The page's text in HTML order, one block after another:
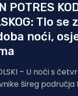
POTRES
Tlo
noći,
– U noći s
šireg područja